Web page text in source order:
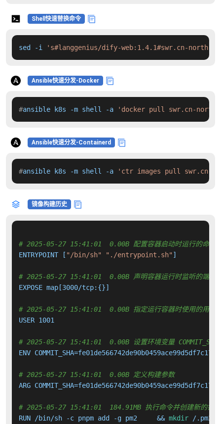
Shell快速替换命令
sed -i 's#langgenius/dify-web:1.4.1#swr.cn-north-
Ansible快速分发-Docker
#ansible k8s -m shell -a 'docker pull swr.cn-north-
Ansible快速分发-Containerd
#ansible k8s -m shell -a 'ctr images pull swr.cn-
镜像构建历史
# 2025-05-27 15:41:01  0.00B 配置容器启动时运行的命令
ENTRYPOINT [ "/bin/sh" "./entrypoint.sh" ]
# 2025-05-27 15:41:01  0.00B 声明容器运行时监听的端口
EXPOSE map[3000/tcp:{}]
# 2025-05-27 15:41:01  0.00B 指定运行容器时使用的用户
USER 1001
# 2025-05-27 15:41:01  0.00B 设置环境变量 COMMIT_SHA
ENV
# 2025-05-27 15:41:01  0.00B 定义构建参数
ARG
# 2025-05-27 15:41:01  184.91MB 执行命令并创建新的镜
RUN /bin/sh -c pnpm add -g pm2     && mkdir /.pm2